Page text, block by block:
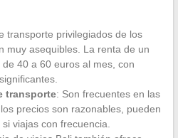
transporte privilegiados de los
muy asequibles. La renta de un
40 a 60 euros al mes, con
transporte: Son frecuentes en las
precios son razonables, pueden
viajas con frecuencia.